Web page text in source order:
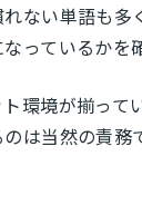
ない単語も
っているかを
環境が揃って
は当然の責務